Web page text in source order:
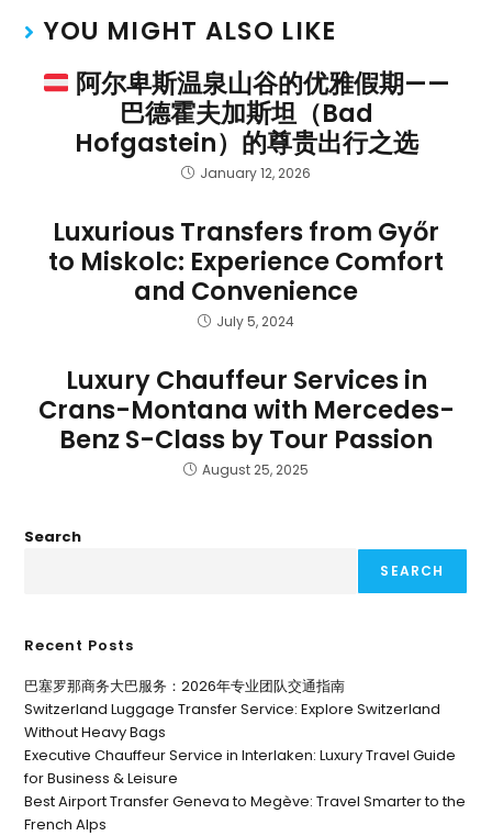
YOU MIGHT ALSO LIKE
阿尔卑斯温泉山谷的优雅假期——
巴德霍夫加斯坦（Bad
Hofgastein）的尊贵出行之选
January 12, 2026
Luxurious Transfers from Győr
to Miskolc: Experience Comfort
and Convenience
July 5, 2024
Luxury Chauffeur Services in
Crans-Montana with Mercedes-
Benz S-Class by Tour Passion
August 25, 2025
Search
SEARCH
Recent Posts
巴塞罗那商务大巴服务：2026年专业团队交通指南
Switzerland Luggage Transfer Service: Explore Switzerland
Without Heavy Bags
Executive Chauffeur Service in Interlaken: Luxury Travel Guide
for Business & Leisure
Best Airport Transfer Geneva to Megève: Travel Smarter to the
French Alps